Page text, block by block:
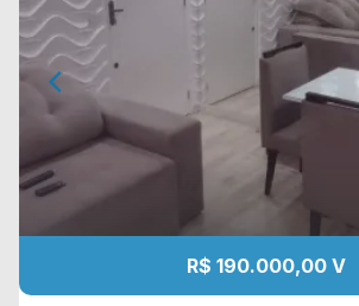
R$ 190.000,00 V